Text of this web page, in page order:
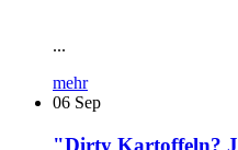
...
mehr
06 Sep
"Dirty Kartoffeln?